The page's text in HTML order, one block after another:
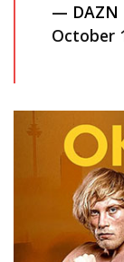
— DAZN
October